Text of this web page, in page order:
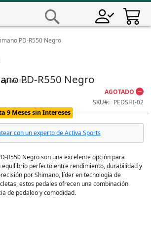
PD-R550 Negro
PD-R550 Negro
opiniones
AGOTADO
SKU
PEDSHI-02
9 Meses sin Intereses
con un experto de Activa Sports
R550 Negro son una excelente opción para
equilibrio perfecto entre rendimiento, durabilidad y
por Shimano, líder en tecnología de
estos pedales ofrecen una combinación
de pedaleo y comodidad.